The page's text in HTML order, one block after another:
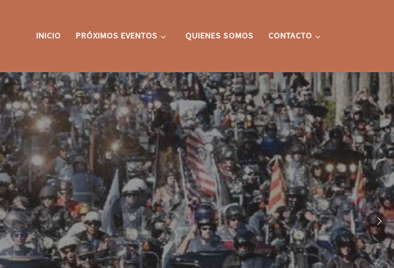
INICIO PRÓXIMOS EVENTOS QUIENES SOMOS CONTACTO